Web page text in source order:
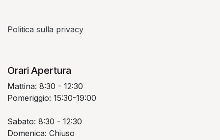
Politica sulla privacy
Orari Apertura
Mattina: 8:30 - 12:30
Pomeriggio: 15:30-19:00
Sabato: 8:30 - 12:30
Domenica: Chiuso